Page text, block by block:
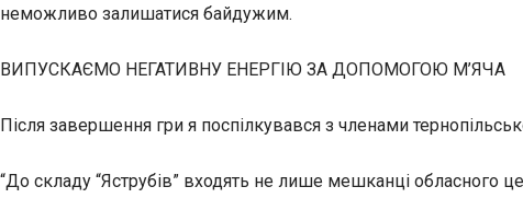
неможливо залишатися байдужим.
ВИПУСКАЄМО НЕГАТИВНУ ЕНЕРГІЮ ЗА ДОПОМОГОЮ М’ЯЧА
Після завершення гри я поспілкувався з членами
“До складу “Яструбів” входять не лише мешканці обласного